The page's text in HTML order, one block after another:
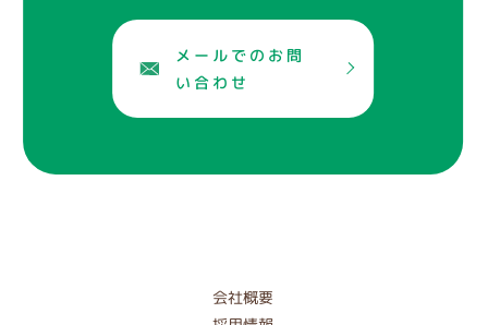
メールでのお問
い合わせ
会社概要